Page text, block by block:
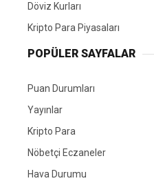
Döviz Kurları
Kripto Para Piyasaları
POPÜLER SAYFALAR
Puan Durumları
Yayınlar
Kripto Para
Nöbetçi Eczaneler
Hava Durumu